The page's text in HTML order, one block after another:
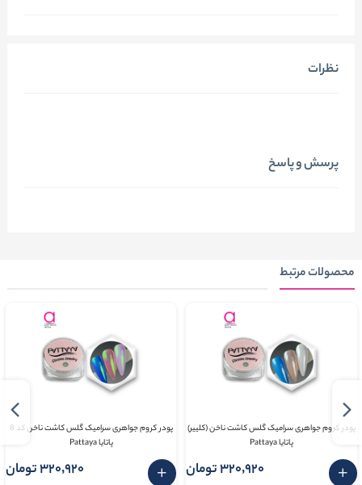
نظرات
پرسش و پاسخ
محصولات مرتبط
پودر کروم جواهری سرامیک گلس کاشت ناخن (کلییر)
پاتایا Pattaya
320٬920 تومان
پودر کروم جواهری سرامیک گلس کاشت ناخن کد 8
پاتایا Pattaya
320٬920 تومان